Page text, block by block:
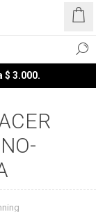
$ 3.000.